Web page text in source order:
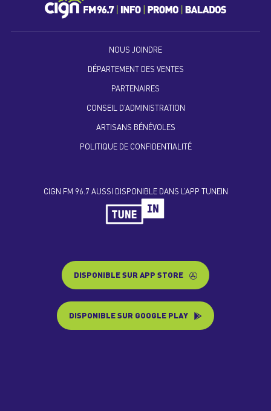
NOUS JOINDRE
DÉPARTEMENT DES VENTES
PARTENAIRES
CONSEIL D’ADMINISTRATION
ARTISANS BÉNÉVOLES
POLITIQUE DE CONFIDENTIALITÉ
CIGN FM 96.7 AUSSI DISPONIBLE DANS L’APP TUNEIN
DISPONIBLE SUR APP STORE
DISPONIBLE SUR GOOGLE PLAY